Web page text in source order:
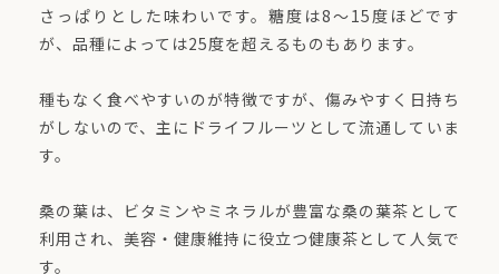
さっぱりとした味わいです。糖度は8～15度ほどです
が、品種によっては25度を超えるものもあります。
種もなく食べやすいのが特徴ですが、傷みやすく日持ち
がしないので、主にドライフルーツとして流通していま
す。
桑の葉は、ビタミンやミネラルが豊富な桑の葉茶として
利用され、美容・健康維持に役立つ健康茶として人気で
す。